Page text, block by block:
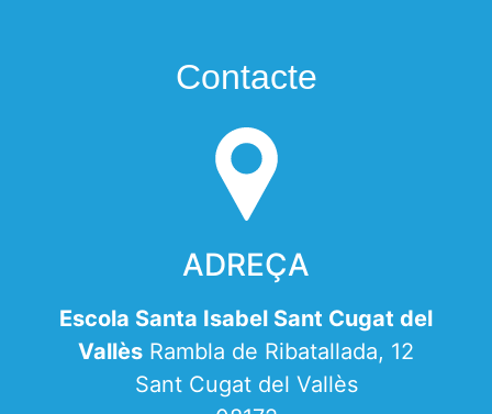
Contacte
ADREÇA
Escola Santa Isabel Sant Cugat del
Vallès Rambla de Ribatallada, 12
Sant Cugat del Vallès